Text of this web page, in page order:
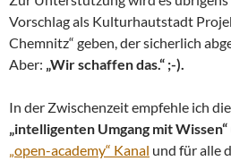
Vorschlag als Kulturhautstadt
Chemnitz“ geben, der sicherlich
Aber: „Wir schaffen das.“ ;-).
In der Zwischenzeit empfehle ich die
„intelligenten Umgang mit Wissen“
„open-academy“ Kanal und für alle